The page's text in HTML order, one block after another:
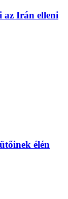
Irán elleni
élén